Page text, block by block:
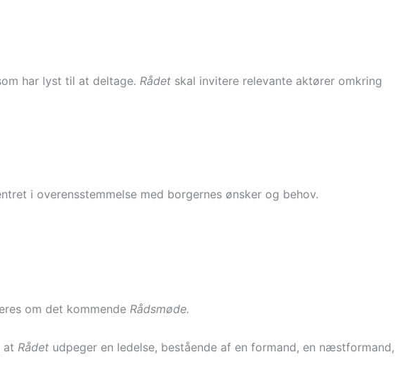
har lyst til at deltage. Rådet skal invitere relevante aktører omkring
i overensstemmelse med borgernes ønsker og behov.
om det kommende Rådsmøde.
at Rådet udpeger en ledelse, bestående af en formand, en næstformand,